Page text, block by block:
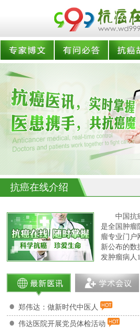
抗癌在线介绍
中国抗
是全国肿瘤
瘤专业门户
新公布的数
发肿瘤病人
郑伟达：做新时代中医人
伟达医院开展党员体检活动